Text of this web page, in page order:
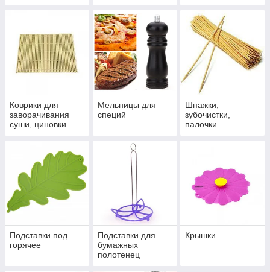
Коврики для
заворачивания
суши, циновки
Мельницы для
специй
Шпажки,
зубочистки,
палочки
Подставки под
горячее
Подставки для
бумажных
полотенец
Крышки